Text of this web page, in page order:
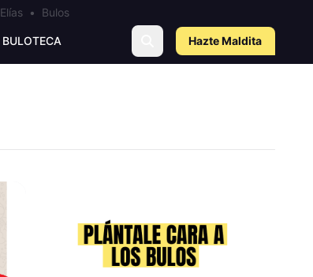
• Bulos
BULOTECA Hazte Maldita